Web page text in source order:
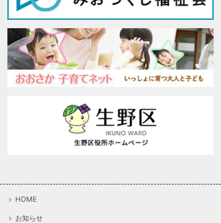
HOME
お知らせ